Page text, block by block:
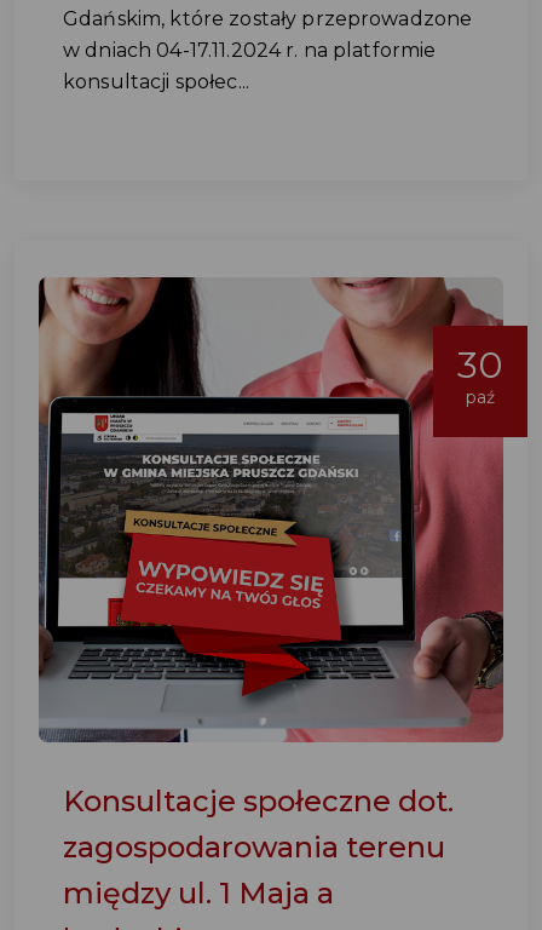
Gdańskim, które zostały przeprowadzone
w dniach 04-17.11.2024 r. na platformie
konsultacji społec...
30
paź
Konsultacje społeczne dot.
zagospodarowania terenu
między ul. 1 Maja a